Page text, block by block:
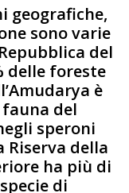
geografiche,
sono varie
del
delle foreste
è
fauna del
speroni
Riserva della
ha più di
di